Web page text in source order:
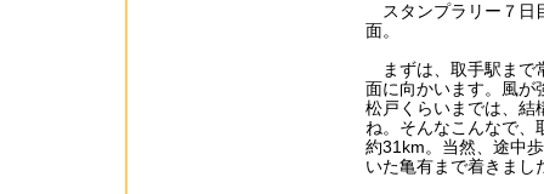
スタンプラリー７日
面。
まずは、取手駅まで
面に向かいます。風が
松戸くらいまでは、結
ね。そんなこんなで、
約31km。当然、途中
いた亀有まで着きまし